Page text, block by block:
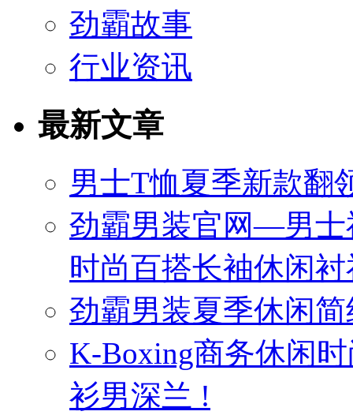
劲霸故事
行业资讯
最新文章
男士T恤夏季新款翻
劲霸男装官网—男士
时尚百搭长袖休闲
劲霸男装夏季休闲
K-Boxing商务休闲
衫男深兰 !